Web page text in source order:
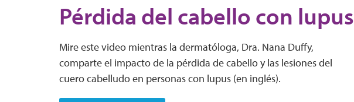
Pérdida del cabello con lupus
Mire este video mientras la dermatóloga, Dra. Nana Duffy,
comparte el impacto de la pérdida de cabello y las lesiones del
cuero cabelludo en personas con lupus (en inglés).